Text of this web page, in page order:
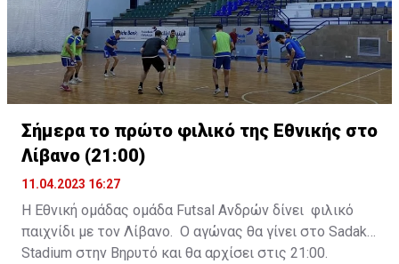
Σήμερα το πρώτο φιλικό της Εθνικής στο
Λίβανο (21:00)
11.04.2023 16:27
Η Εθνική ομάδας ομάδα Futsal Ανδρών δίνει φιλικό
παιχνίδι με τον Λίβανο. Ο αγώνας θα γίνει στο Sadaka
Stadium στην Βηρυτό και θα αρχίσει στις 21:00.